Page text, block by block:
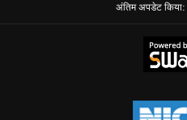
अंतिम अपडेट किया: